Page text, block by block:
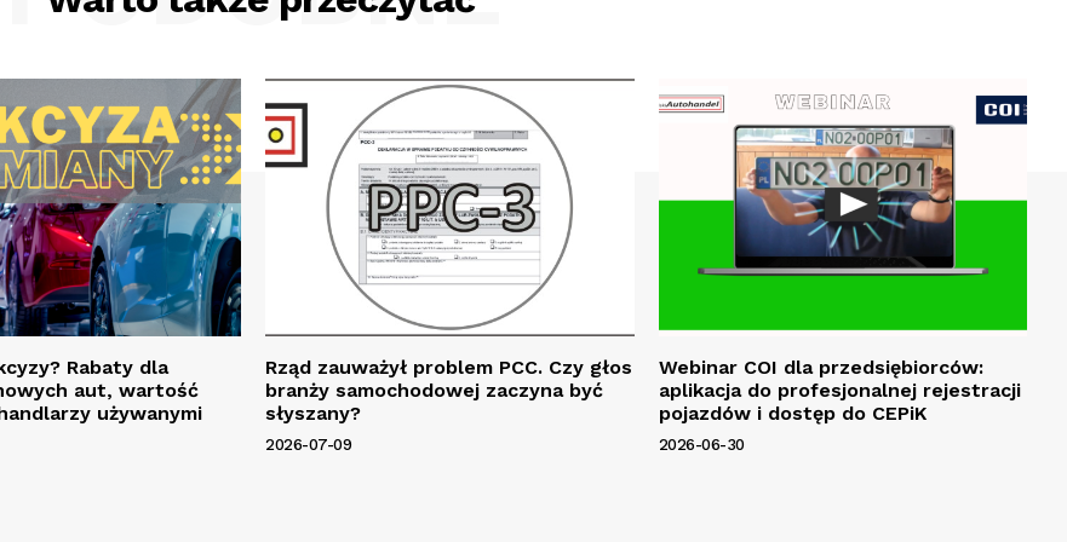
Rabaty dla
aut, wartość
używanymi
Rząd zauważył problem PCC. Czy głos
branży samochodowej zaczyna być
słyszany?
2026-07-09
Webinar COI dla przedsiębiorców:
aplikacja do profesjonalnej rejestracji
pojazdów i dostęp do CEPiK
2026-06-30